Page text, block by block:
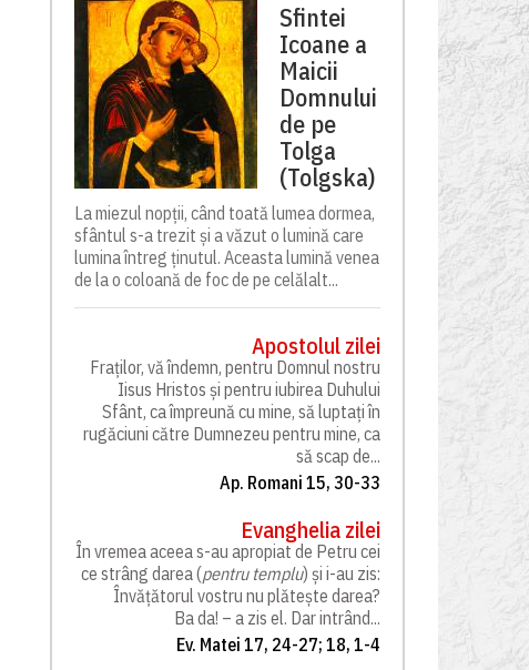
Sfintei
Icoane a
Maicii
Domnului
de pe
Tolga
(Tolgska)
La miezul nopții, când toată lumea dormea,
sfântul s-a trezit și a văzut o lumină care
lumina întreg ținutul. Aceasta lumină venea
de la o coloană de foc de pe celălalt...
Apostolul zilei
Fraților, vă îndemn, pentru Domnul nostru
Iisus Hristos și pentru iubirea Duhului
Sfânt, ca împreună cu mine, să luptați în
rugăciuni către Dumnezeu pentru mine, ca
să scap de...
Ap. Romani 15, 30-33
Evanghelia zilei
În vremea aceea s-au apropiat de Petru cei
ce strâng darea (pentru templu) și i-au zis:
Învățătorul vostru nu plătește darea?
Ba da! – a zis el. Dar intrând...
Ev. Matei 17, 24-27; 18, 1-4